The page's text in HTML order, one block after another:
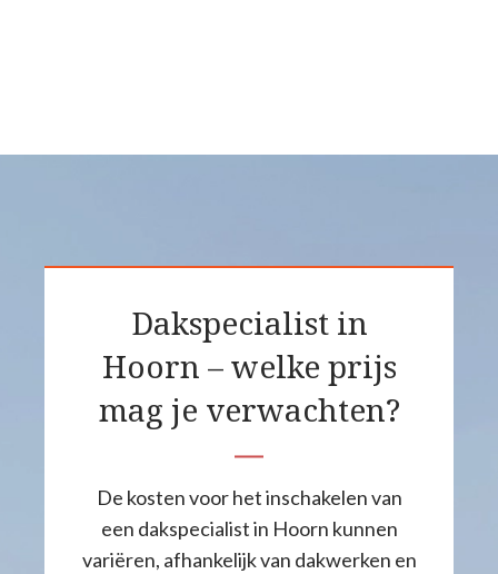
Dakspecialist in
Hoorn – welke prijs
mag je verwachten?
De kosten voor het inschakelen van
een dakspecialist in Hoorn kunnen
variëren, afhankelijk van dakwerken en